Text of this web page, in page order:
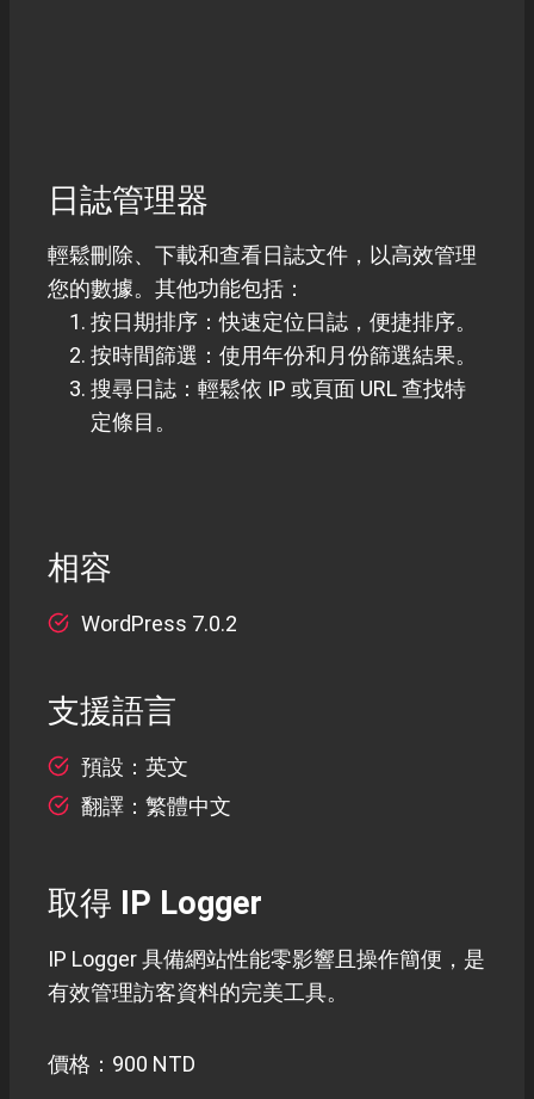
日誌管理器
輕鬆刪除、下載和查看日誌文件，以高效管理
您的數據。其他功能包括：
按日期排序：快速定位日誌，便捷排序。
按時間篩選：使用年份和月份篩選結果。
搜尋日誌：輕鬆依 IP 或頁面 URL 查找特
定條目。
相容
WordPress 7.0.2
支援語言
預設：英文
翻譯：繁體中文
取得 IP Logger
IP Logger 具備網站性能零影響且操作簡便，是
有效管理訪客資料的完美工具。
價格：900 NTD